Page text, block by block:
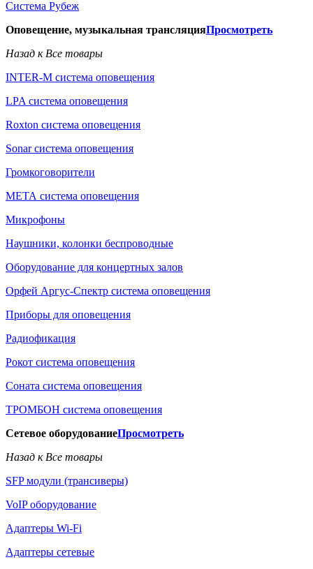
Система Рубеж
Оповещение, музыкальная трансляцияПросмотреть
Назад к Все товары
INTER-M система оповещения
LPA система оповещения
Roxton система оповещения
Sonar система оповещения
Громкоговорители
МЕТА система оповещения
Микрофоны
Наушники, колонки беспроводные
Оборудование для концертных залов
Орфей Аргус-Спектр система оповещения
Приборы для оповещения
Радиофикация
Рокот система оповещения
Соната система оповещения
ТРОМБОН система оповещения
Сетевое оборудованиеПросмотреть
Назад к Все товары
SFP модули (трансиверы)
VoIP оборудование
Адаптеры Wi-Fi
Адаптеры сетевые